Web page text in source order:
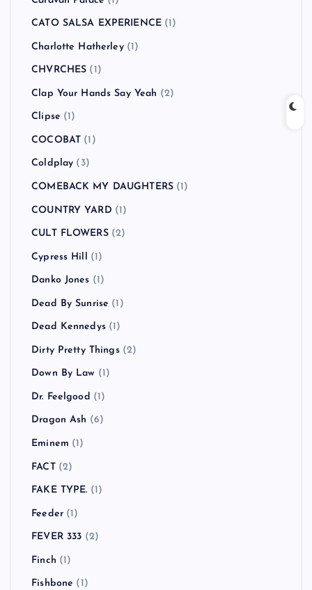
CATO SALSA EXPERIENCE (1)
Charlotte Hatherley(1)
CHVRCHES (1)
Clap Your Hands Say Yeah (2)
Clipse (1)
COCOBAT (1)
Coldplay (3)
COMEBACK MY DAUGHTERS (1)
COUNTRY YARD (1)
CULT FLOWERS(2)
Cypress Hill (1)
Danko Jones (1)
Dead By Sunrise (1)
Dead Kennedys(1)
Dirty Pretty Things(2)
Down By Law (1)
Dr. Feelgood (1)
Dragon Ash (6)
Eminem (1)
FACT(2)
FAKE TYPE. (1)
Feeder(1)
FEVER 333 (2)
Finch (1)
Fishbone (1)